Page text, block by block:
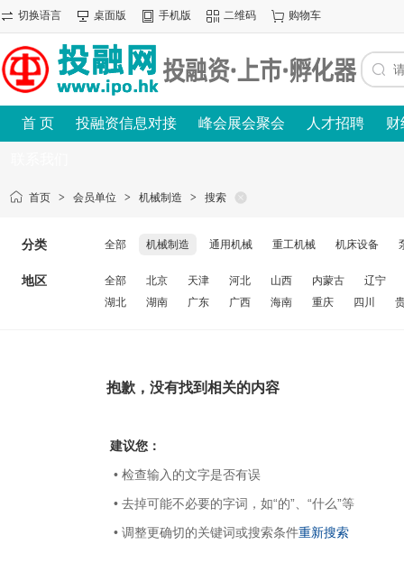
切换语言 桌面版 手机版 二维码 购物车
首 页 投融资信息对接 峰会展会聚会 人才招聘 财
首页 > 会员单位 > 机械制造 > 搜索
分类 全部 机械制造 通用机械 重工机械 机床设备
地区 全部 北京 天津 河北 山西 内蒙古
辽宁
湖北
湖南 广东 广西 海南 重庆 四川
抱歉，没有找到相关的内容
建议您：
• 检查输入的文字是否有误
• 去掉可能不必要的字词，如“的”、“什么”等
• 调整更确切的关键词或搜索条件重新搜索